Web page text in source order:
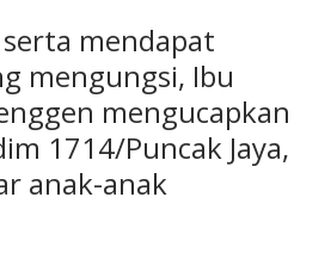
mendapat
mengungsi, Ibu
mengucapkan
1714/Puncak Jaya,
anak-anak